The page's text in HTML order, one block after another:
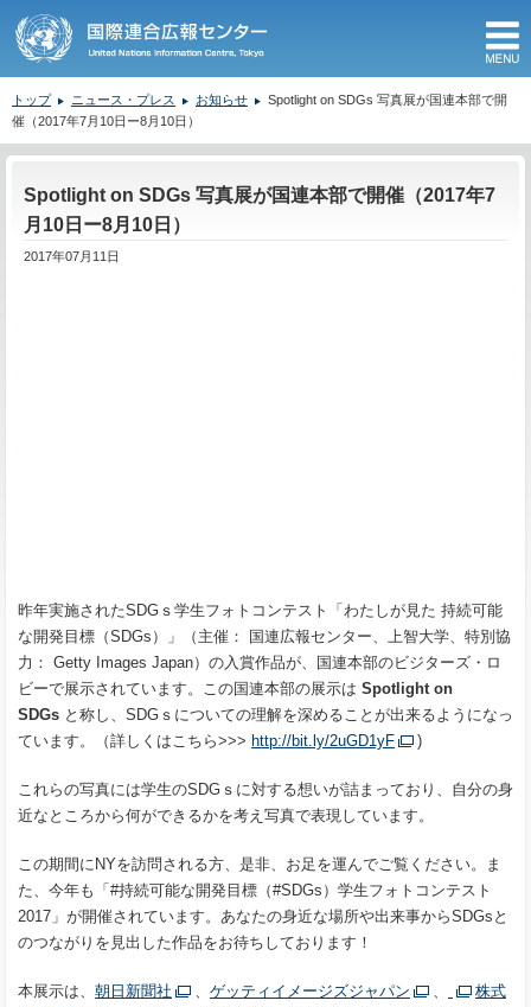
トップ ニュース・プレス お知らせ
Spotlight on SDGs 写真展が国連本部で開
催（2017年7月10日ー8月10日）
Spotlight on SDGs 写真展が国連本部で開催（2017年7
月10日ー8月10日）
2017年07月11日
昨年実施されたSDGｓ学生フォトコンテスト「わたしが見た 持続可能
な開発目標 （SDGs ）」（主催：
国連広報センター、上智大学、特別協
力： Getty Images Japan）の入賞作品が、国連本部のビジターズ・ロ
ビーで展示されています。この国連本部の展示は Spotlight on
SDGs と称し、SDGｓについての理解を深めることが出来るようになっ
ています。（詳しくはこちら>>> http://bit.ly/2uGD1yF )
これらの写真には学生のSDGｓに対する想いが詰まっており、自分の身
近なところから何ができるかを考え写真で表現しています。
この期間にNYを訪問される方、是非、お足を運んでご覧ください。ま
た、今年も「#持続可能な開発目標（#SDGs）学生フォトコンテスト
2017」が開催されています。あなたの身近な場所や出来事からSDGsと
のつながりを見出した作品をお待ちしております！
本展示は、 朝日新聞社 、 ゲッティイメージズジャパン 、
株式